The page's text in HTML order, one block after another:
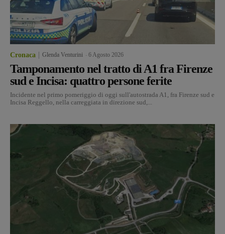
Cronaca Glenda Venturini 6 Agosto 2026
Tamponamento nel tratto di A1 fra Firenze
sud e Incisa: quattro persone ferite
Incidente nel primo pomeriggio di oggi sull'autostrada A1, fra Firenze sud e
Incisa Reggello, nella carreggiata in direzione sud,...